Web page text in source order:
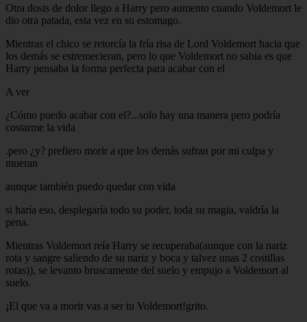
Otra dosis de dolor llego a Harry pero aumento cuando Voldemort le
dio otra patada, esta vez en su estomago.
Mientras el chico se retorcía la fría risa de Lord Voldemort hacia que
los demás se estremecieran, pero lo que Voldemort no sabia es que
Harry pensaba la forma perfecta para acabar con el
A ver
¿Cómo puedo acabar con el?...solo hay una manera pero podría
costarme la vida
.pero ¿y? prefiero morir a que los demás sufran por mi culpa y
mueran
aunque también puedo quedar con vida
si haría eso, desplegaría todo su poder, toda su magia, valdría la
pena.
Mientras Voldemort reía Harry se recuperaba(aunque con la nariz
rota y sangre saliendo de su nariz y boca y talvez unas 2 costillas
rotas)), se levanto bruscamente del suelo y empujo a Voldemort al
suelo.
¡El que va a morir vas a ser tu Voldemort!grito.